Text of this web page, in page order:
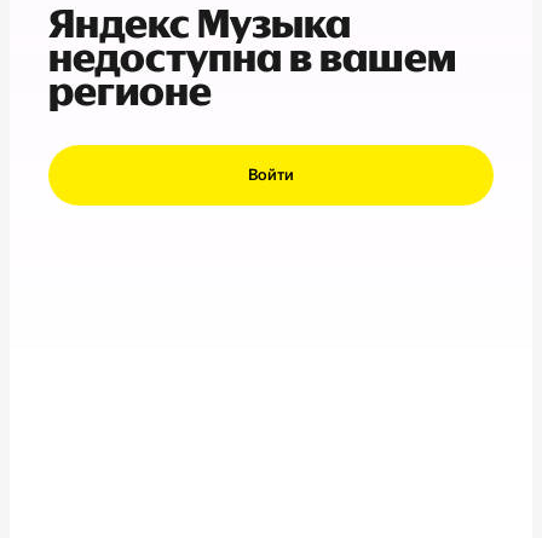
Яндекс Музыка
недоступна в вашем
регионе
Войти